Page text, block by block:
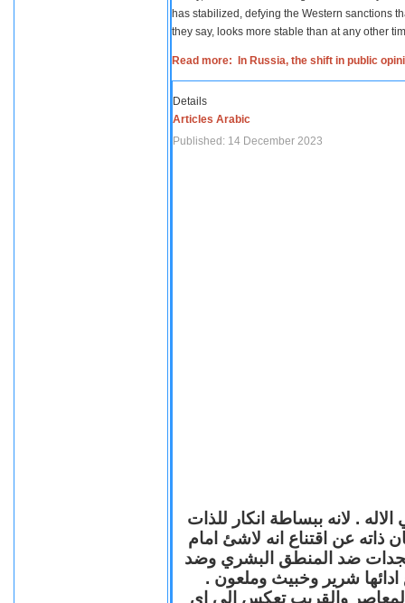
has stabilized, defying the Western sanctions
they say, looks more stable than at any other
Read more: In Russia, the shift in public
Details
Articles Arabic
Published: 14 December 2023
. لانه ببساطة انكار للذات
ذاته عن اقتناع انه لاشئ امام
ضد المنطق البشري وضد
ادائها شرير وخبيث وملعون .
المعاصر والقريب تعكس الي اي